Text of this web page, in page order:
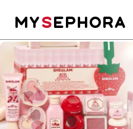
MYSEPHORA